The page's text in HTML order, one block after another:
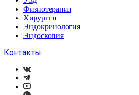
Физиотерапия
Хирургия
Эндокринология
Эндоскопия
Контакты